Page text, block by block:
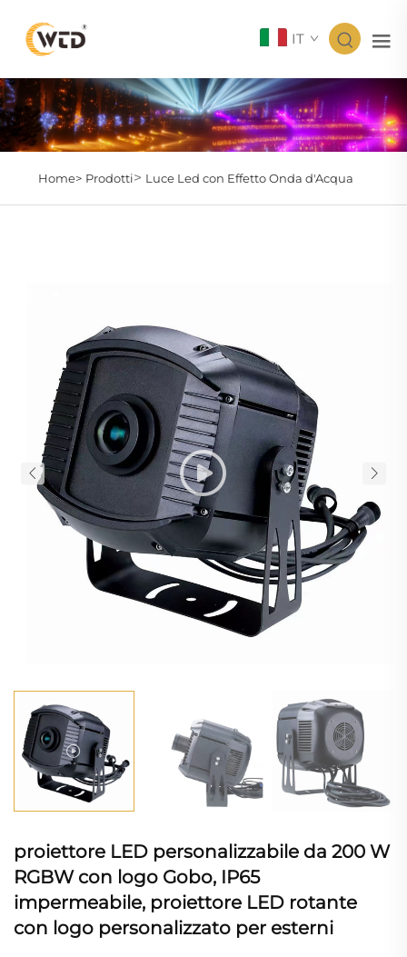
IT
Home> Prodotti> Luce Led con Effetto Onda d'Acqua
proiettore LED personalizzabile da 200 W
RGBW con logo Gobo, IP65
impermeabile, proiettore LED rotante
con logo personalizzato per esterni